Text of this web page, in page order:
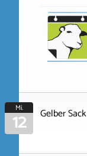
Mi.
12 Gelber Sack